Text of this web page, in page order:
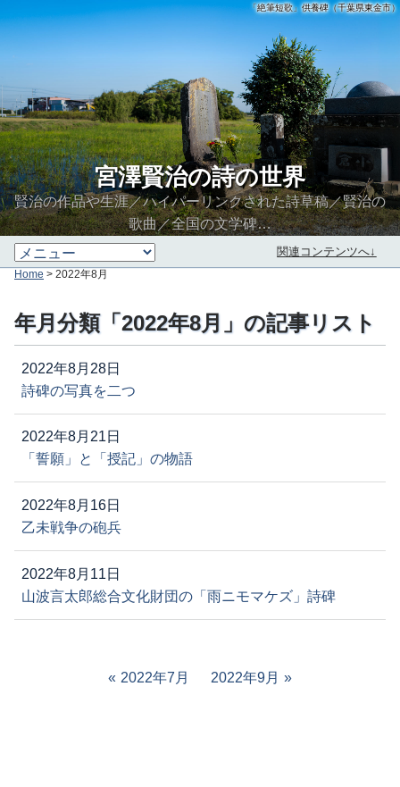
「絶筆短歌」供養碑（千葉県東金市）
宮澤賢治の詩の世界
賢治の作品や生涯／ハイパーリンクされた詩草稿／賢治の
歌曲／全国の文学碑…
関連コンテンツへ↓
Home > 2022年8月
年月分類「2022年8月」の記事リスト
2022年8月28日
詩碑の写真を二つ
2022年8月21日
「誓願」と「授記」の物語
2022年8月16日
乙未戦争の砲兵
2022年8月11日
山波言太郎総合文化財団の「雨ニモマケズ」詩碑
2022年7月 2022年9月